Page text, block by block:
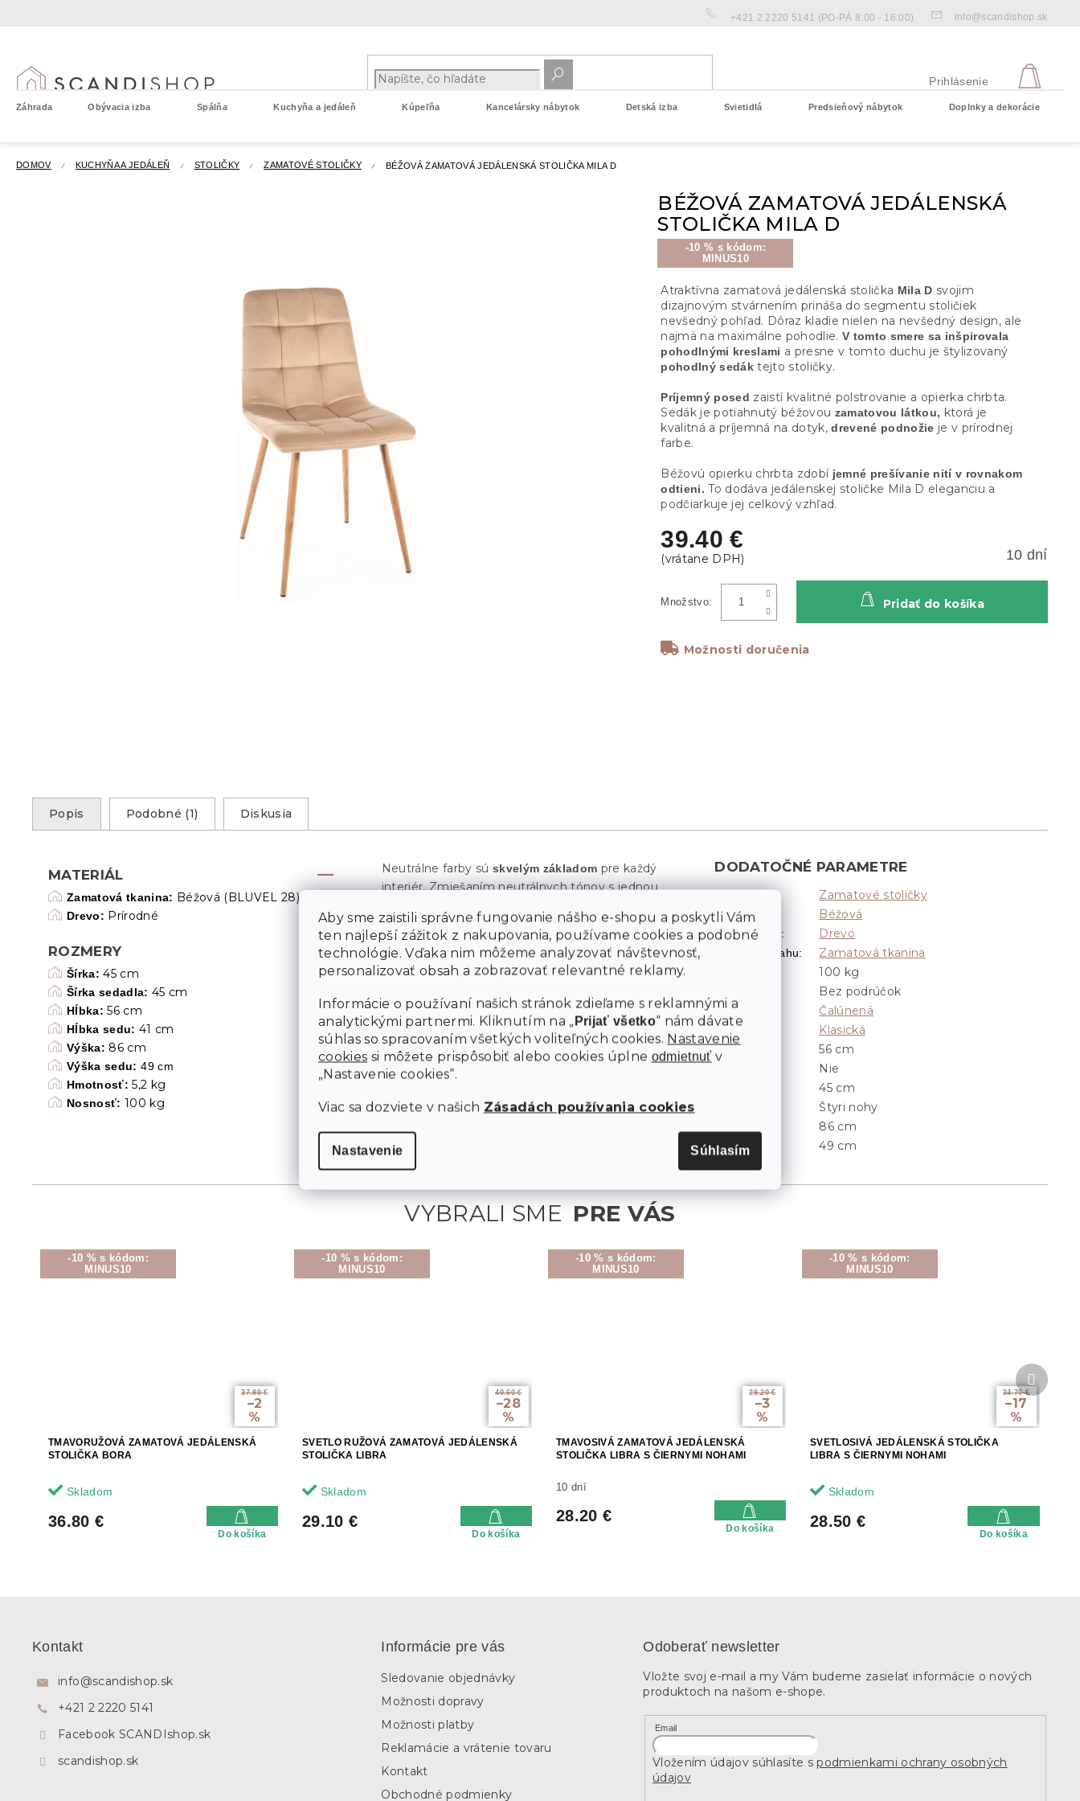
Aby sme zaistili správne fungovanie nášho e-shopu a poskytli Vám
ten najlepší zážitok z nakupovania, používame cookies a podobné
technológie. Vďaka nim môžeme analyzovať návštevnosť,
personalizovať obsah a zobrazovať relevantné reklamy.
Informácie o používaní našich stránok zdieľame s reklamnými a
analytickými partnermi. Kliknutím na „Prijať všetko“ nám dávate
súhlas so spracovaním všetkých voliteľných cookies. Nastavenie
cookies si môžete prispôsobiť alebo cookies úplne odmietnuť v
„Nastavenie cookies“.
Viac sa dozviete v našich Zásadách používania cookies
Nastavenie Súhlasím
+421 2 2220 5141 (PO-PÁ 8:00 - 16:00) info@scandishop.sk
Prihlásenie
Záhrada Obývacia izba Spálňa Kuchyňa a jedáleň Kúpeľňa Kancelársky nábytok Detská izba Svietidlá Predsieňový nábytok Doplnky a dekorácie
DOMOV KUCHYŇA A JEDÁLEŇ STOLIČKY ZAMATOVÉ STOLIČKY BÉŽOVÁ ZAMATOVÁ JEDÁLENSKÁ STOLIČKA MILA D
BÉŽOVÁ ZAMATOVÁ JEDÁLENSKÁ
STOLIČKA MILA D
-10 % s kódom:
MINUS10
39.40 €
10 dní
Možnosti doručenia
Pridať do košíka
Atraktívna zamatová jedálenská stolička Mila D svojim
dizajnovým stvárnením prináša do segmentu stoličiek
nevšedný pohľad. Dôraz kladie nielen na nevšedný design, ale
najmä na maximálne pohodlie.V tomto smere sa inšpirovala
pohodlnými kreslami a presne v tomto duchu je štylizovaný
pohodlný sedák tejto stoličky.
Príjemný posed zaistí kvalitné polstrovanie a opierka chrbta.
Sedák je potiahnutý béžovou zamatovou látkou, ktorá je
kvalitná a príjemná na dotyk,drevené podnožie je v prírodnej
farbe.
Béžovú opierku chrbta zdobí jemné prešívanie nití v rovnakom
odtieni. To dodáva jedálenskej stoličke Mila D eleganciu a
podčiarkuje jej celkový vzhľad.
-10 % s kódom:
MINUS10
37.90 €
–2
%
TMAVORUŽOVÁ ZAMATOVÁ JEDÁLENSKÁ
STOLIČKA BORA
Skladom
36.80 €
Do košíka
-10 % s kódom:
MINUS10
40.60 €
–28
%
SVETLO RUŽOVÁ ZAMATOVÁ JEDÁLENSKÁ
STOLIČKA LIBRA
Skladom
29.10 €
Do košíka
-10 % s kódom:
MINUS10
29.20 €
–3
%
TMAVOSIVÁ ZAMATOVÁ JEDÁLENSKÁ
STOLIČKA LIBRA S ČIERNYMI NOHAMI
10 dní
28.20 €
Do košíka
-10 % s kódom:
MINUS10
34.70 €
–17
%
SVETLOSIVÁ JEDÁLENSKÁ STOLIČKA
LIBRA S ČIERNYMI NOHAMI
Skladom
28.50 €
Do košíka
Ďalší
produkt
Popis Podobné (1) Diskusia
MATERIÁL
Zamatová tkanina: Béžová (BLUVEL 28)
Drevo: Prírodné
ROZMERY
Šírka: 45 cm
Šírka sedadla: 45 cm
Hĺbka: 56 cm
Hĺbka sedu: 41 cm
Výška: 86 cm
Výška sedu: 49 cm
Hmotnosť: 5,2 kg
Nosnosť: 100 kg
Neutrálne farby súskvelým základom pre každý
interiér. Zmiešaním neutrálnych tónov s jednou
Inšpirujte sa škandinávskymi krajinami, ktoré
kombinujújemné farby s prírodnými materiálmi.
Škandinávske jedálne sú plné svetla, čerstvých
byliniek, navyše sú úplne funkčné a praktické.Béžová
zamatová jedálenská stolička MILA D sa stane
ozdobou jedálne. Stoličky doplňte osvetlý stôl z
dreva.V jedálni stavte na striedme doplnky, ktoré sú
využiteľné. Siahnite tiež poľanových závesných
kvetináčoch,
DODATOČNÉ PARAMETRE
Zamatové stoličky
Farba: Béžová
Materiál nôh : Drevo
Materiál poťahu: Zamatová tkanina
100 kg
Bez podrúčok
Poťah Čalúnená
Vzhľad Klasická
Hĺbka 56 cm
Nie
45 cm
Štyri nohy
86 cm
Výška sedu 49 cm
Kontakt
info@scandishop.sk
+421 2 2220 5141
Facebook SCANDIshop.sk
scandishop.sk
Informácie pre vás
Sledovanie objednávky
Možnosti dopravy
Možnosti platby
Reklamácie a vrátenie tovaru
Kontakt
Obchodné podmienky
Odoberať newsletter
Vložte svoj e-mail a my Vám budeme zasielať informácie o nových
produktoch na našom e-shope.
Email
Vložením údajov súhlasíte spodmienkami ochrany osobných
údajov